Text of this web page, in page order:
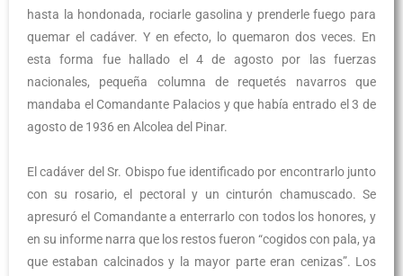
hasta la hondonada, rociarle gasolina y prenderle fuego para
quemar el cadáver. Y en efecto, lo quemaron dos veces. En
esta forma fue hallado el 4 de agosto por las fuerzas
nacionales, pequeña columna de requetés navarros que
mandaba el Comandante Palacios y que había entrado el 3 de
agosto de 1936 en Alcolea del Pinar.
El cadáver del Sr. Obispo fue identificado por encontrarlo junto
con su rosario, el pectoral y un cinturón chamuscado. Se
apresuró el Comandante a enterrarlo con todos los honores, y
en su informe narra que los restos fueron “cogidos con pala, ya
que estaban calcinados y la mayor parte eran cenizas”. Los